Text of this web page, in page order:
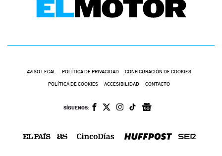
AVISO LEGAL POLÍTICA DE PRIVACIDAD CONFIGURACIÓN DE COOKIES
POLÍTICA DE COOKIES ACCESIBILIDAD CONTACTO
SÍGUENOS: